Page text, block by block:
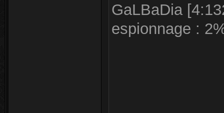
GaLBaDia
espionnage :